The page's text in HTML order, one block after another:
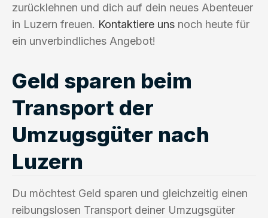
zurücklehnen und dich auf dein neues Abenteuer
in Luzern freuen. Kontaktiere uns noch heute für
ein unverbindliches Angebot!
Geld sparen beim
Transport der
Umzugsgüter nach
Luzern
Du möchtest Geld sparen und gleichzeitig einen
reibungslosen Transport deiner Umzugsgüter